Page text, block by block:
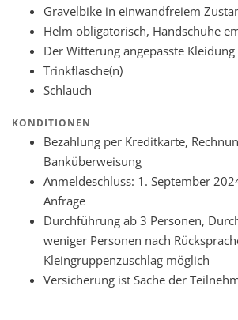
Gravelbike in einwandfreiem
Helm obligatorisch, Handschuhe
Der Witterung angepasste Kleidung
Trinkflasche(n)
Schlauch
KONDITIONEN
Bezahlung per Kreditkarte,
Banküberweisung
Anmeldeschluss: 1. September
Anfrage
Durchführung ab 3 Personen,
weniger Personen nach
Kleingruppenzuschlag möglich
Versicherung ist Sache der